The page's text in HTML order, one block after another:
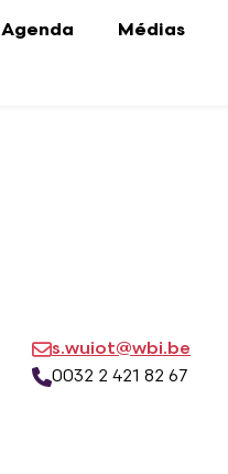
Agenda Médias
s.wuiot@wbi.be
0032 2 421 82 67